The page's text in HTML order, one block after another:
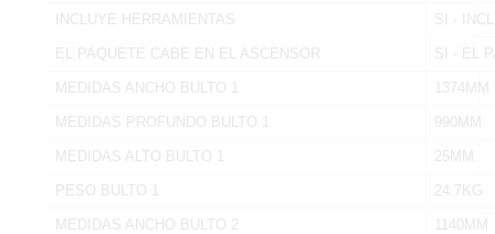
INCLUYE HERRAMIENTAS SI -
EL PAQUETE CABE EN EL ASCENSOR SI - EL
MEDIDAS ANCHO BULTO 1 1374MM
MEDIDAS PROFUNDO BULTO 1
MEDIDAS ALTO BULTO 1 25MM
PESO BULTO 1 24.7KG
MEDIDAS ANCHO BULTO 2 1140MM